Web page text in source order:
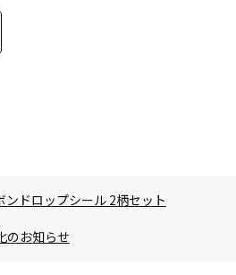
ンドロップシール 2柄セット
のお知らせ